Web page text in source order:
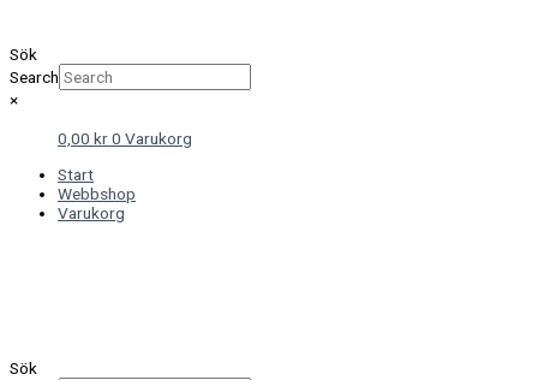
Sök
Search
×
0,00 kr0 Varukorg
Start
Webbshop
Varukorg
Sök